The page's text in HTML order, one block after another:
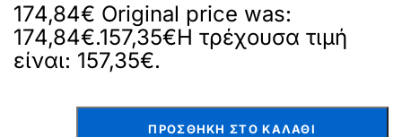
174,84€ Original price was:
174,84€.157,35€Η τρέχουσα τιμή
είναι: 157,35€.
ΠΡΟΣΘΉΚΗ ΣΤΟ ΚΑΛΆΘΙ